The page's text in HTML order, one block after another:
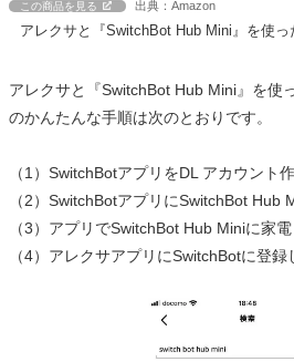
この商品を見る 出典：Amazon
アレクサと『SwitchBot Hub Mini』を使っ
アレクサと『SwitchBot Hub Mini』を使
のかんたんな手順は次のとおりです。
（1）SwitchBotアプリをDL アカウント作
（2）SwitchBotアプリにSwitchBot Hub
（3）アプリでSwitchBot Hub Miniに家
（4）アレクサアプリにSwitchBotに登録